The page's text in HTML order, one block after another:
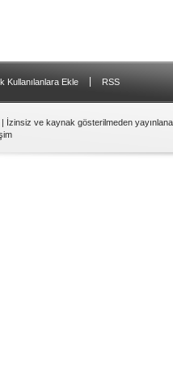
Kullanılanlara Ekle RSS
| İzinsiz ve kaynak gösterilmeden